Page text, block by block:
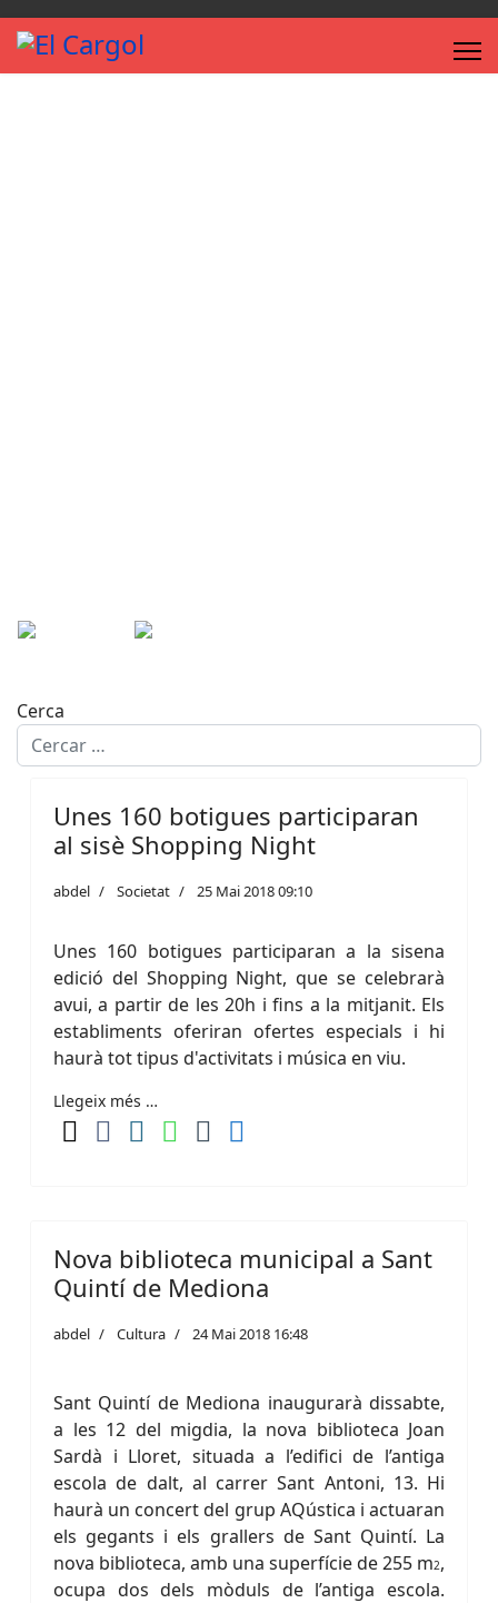
Cerca
Unes 160 botigues participaran
al sisè Shopping Night
abdel Societat 25 Mai 2018 09:10
Unes 160 botigues participaran a la sisena
edició del Shopping Night, que se celebrarà
avui, a partir de les 20h i fins a la mitjanit. Els
establiments oferiran ofertes especials i hi
haurà tot tipus d'activitats i música en viu.
Llegeix més …
Nova biblioteca municipal a Sant
Quintí de Mediona
abdel Cultura 24 Mai 2018 16:48
Sant Quintí de Mediona inaugurarà dissabte,
a les 12 del migdia, la nova biblioteca Joan
Sardà i Lloret, situada a l’edifici de l’antiga
escola de dalt, al carrer Sant Antoni, 13. Hi
haurà un concert del grup AQústica i actuaran
els gegants i els grallers de Sant Quintí. La
nova biblioteca, amb una superfície de 255 m2,
ocupa dos dels mòduls de l’antiga escola.